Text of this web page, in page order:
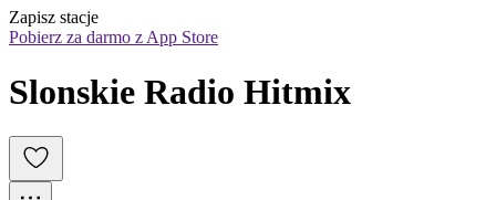
Zapisz stacje
Pobierz za darmo z App Store
Slonskie Radio Hitmix